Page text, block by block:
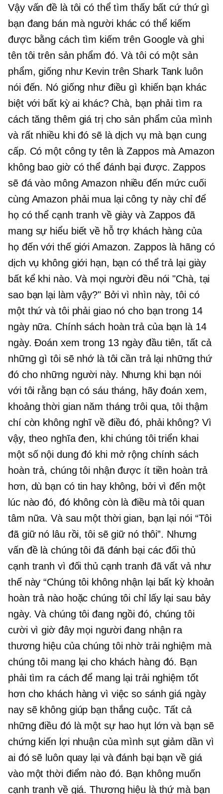
Vậy vấn đề là tôi có thể tìm thấy bất cứ thứ gì
bạn đang bán mà người khác có thể kiếm
được bằng cách tìm kiếm trên Google và ghi
tên tôi trên sản phẩm đó. Và tôi có một sản
phẩm, giống như Kevin trên Shark Tank luôn
nói đến. Nó giống như điều gì khiến bạn khác
biệt với bất kỳ ai khác? Chà, bạn phải tìm ra
cách tăng thêm giá trị cho sản phẩm của mình
và rất nhiều khi đó sẽ là dịch vụ mà bạn cung
cấp. Có một công ty tên là Zappos mà Amazon
không bao giờ có thể đánh bại được. Zappos
sẽ đá vào mông Amazon nhiều đến mức cuối
cùng Amazon phải mua lại công ty này chỉ để
họ có thể cạnh tranh về giày và Zappos đã
mang sự hiểu biết về hỗ trợ khách hàng của
họ đến với thế giới Amazon. Zappos là hãng có
dịch vụ không giới hạn, bạn có thể trả lại giày
bất kể khi nào. Và mọi người đều nói "Chà, tại
sao bạn lại làm vậy?" Bởi vì nhìn này, tôi có
một thứ và tôi phải giao nó cho bạn trong 14
ngày nữa. Chính sách hoàn trả của bạn là 14
ngày. Đoán xem trong 13 ngày đầu tiên, tất cả
những gì tôi sẽ nhớ là tôi cần trả lại những thứ
đó cho những người này. Nhưng khi bạn nói
với tôi rằng bạn có sáu tháng, hãy đoán xem,
khoảng thời gian năm tháng trôi qua, tôi thậm
chí còn không nghĩ về điều đó, phải không? Vì
vậy, theo nghĩa đen, khi chúng tôi triển khai
một số nội dung đó khi mở rộng chính sách
hoàn trả, chúng tôi nhận được ít tiền hoàn trả
hơn, dù bạn có tin hay không, bởi vì đến một
lúc nào đó, đó không còn là điều mà tôi quan
tâm nữa. Và sau một thời gian, bạn lại nói “Tôi
đã giữ nó lâu rồi, tôi sẽ giữ nó thôi”. Nhưng
vấn đề là chúng tôi đã đánh bại các đối thủ
cạnh tranh vì đối thủ cạnh tranh đã vất vả như
thế này “Chúng tôi không nhận lại bất kỳ khoản
hoàn trả nào hoặc chúng tôi chỉ lấy lại sau bảy
ngày. Và chúng tôi đang ngồi đó, chúng tôi
cười vì giờ đây mọi người đang nhận ra
thương hiệu của chúng tôi nhờ trải nghiệm mà
chúng tôi mang lại cho khách hàng đó. Bạn
phải tìm ra cách để mang lại trải nghiệm tốt
hơn cho khách hàng vì việc so sánh giá ngày
nay sẽ không giúp bạn thắng cuộc. Tất cả
những điều đó là một sự hao hụt lớn và bạn sẽ
chứng kiến ​​lợi nhuận của mình sụt giảm dần vì
ai đó sẽ luôn quay lại và đánh bại bạn về giá
vào một thời điểm nào đó. Bạn không muốn
cạnh tranh về giá. Thương hiệu là thứ mà bạn